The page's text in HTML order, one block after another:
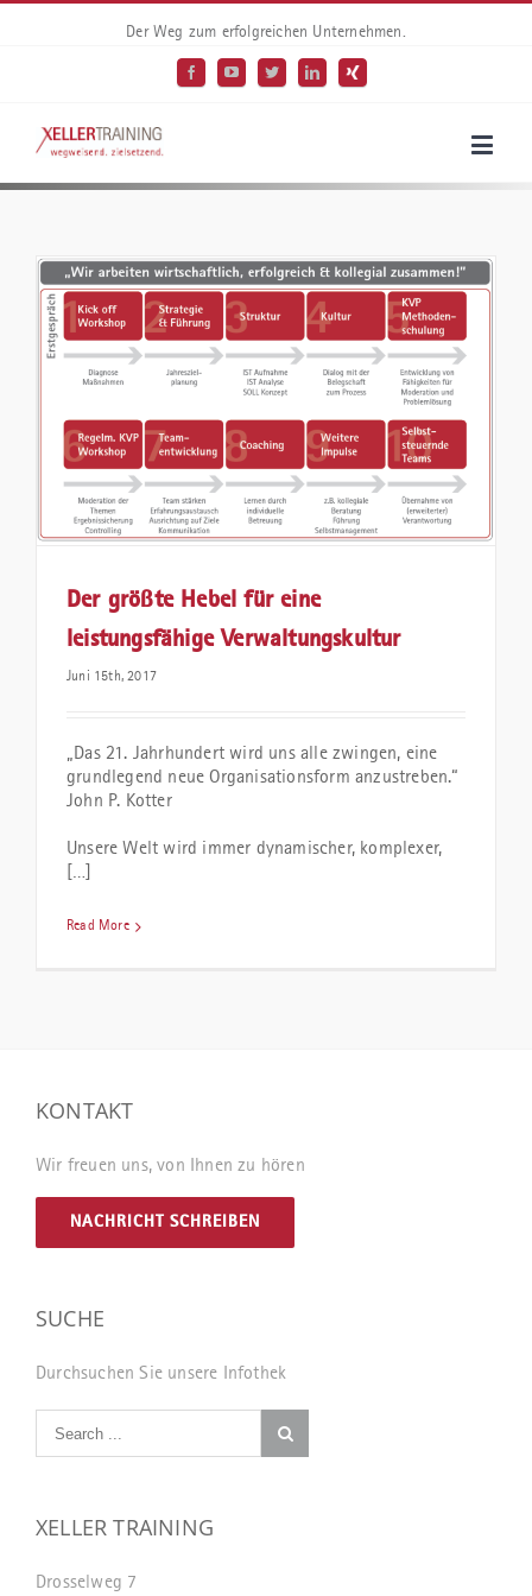
Der Weg zum erfolgreichen Unternehmen.
Der größte Hebel für eine
leistungsfähige Verwaltungskultur
Juni 15th, 2017
„Das 21. Jahrhundert wird uns alle zwingen, eine
grundlegend neue Organisationsform anzustreben.“
John P. Kotter
Unsere Welt wird immer dynamischer, komplexer,
[…]
Read More
KONTAKT
Wir freuen uns, von Ihnen zu hören
NACHRICHT SCHREIBEN
SUCHE
Durchsuchen Sie unsere Infothek
XELLER TRAINING
Drosselweg 7